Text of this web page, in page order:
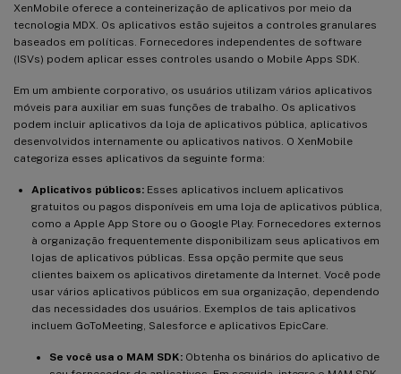
XenMobile oferece a conteinerização de aplicativos por meio da
tecnologia MDX. Os aplicativos estão sujeitos a controles granulares
baseados em políticas. Fornecedores independentes de software
(ISVs) podem aplicar esses controles usando o Mobile Apps SDK.
Em um ambiente corporativo, os usuários utilizam vários aplicativos
móveis para auxiliar em suas funções de trabalho. Os aplicativos
podem incluir aplicativos da loja de aplicativos pública, aplicativos
desenvolvidos internamente ou aplicativos nativos. O XenMobile
categoriza esses aplicativos da seguinte forma:
Aplicativos públicos: Esses aplicativos incluem aplicativos
gratuitos ou pagos disponíveis em uma loja de aplicativos pública,
como a Apple App Store ou o Google Play. Fornecedores externos
à organização frequentemente disponibilizam seus aplicativos em
lojas de aplicativos públicas. Essa opção permite que seus
clientes baixem os aplicativos diretamente da Internet. Você pode
usar vários aplicativos públicos em sua organização, dependendo
das necessidades dos usuários. Exemplos de tais aplicativos
incluem GoToMeeting, Salesforce e aplicativos EpicCare.
Se você usa o MAM SDK: Obtenha os binários do aplicativo de